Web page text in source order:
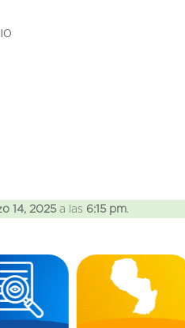
14, 2025 a las 6:15 pm